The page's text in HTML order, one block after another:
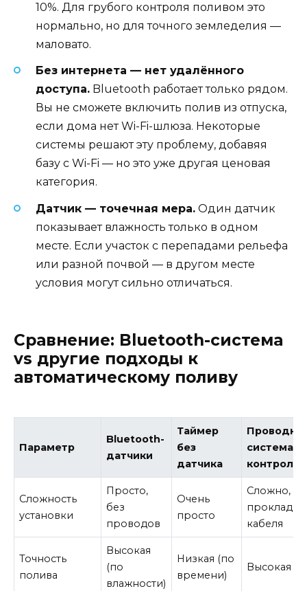
10%. Для грубого контроля поливом это
нормально, но для точного земледелия —
маловато.
Без интернета — нет удалённого
доступа. Bluetooth работает только рядом.
Вы не сможете включить полив из отпуска,
если дома нет Wi-Fi-шлюза. Некоторые
системы решают эту проблему, добавяя
базу с Wi-Fi — но это уже другая ценовая
категория.
Датчик — точечная мера. Один датчик
показывает влажность только в одном
месте. Если участок с перепадами рельефа
или разной почвой — в другом месте
условия могут сильно отличаться.
Сравнение: Bluetooth-система
vs другие подходы к
автоматическому поливу
Параметр
Bluetooth-
датчики
Таймер
без
датчика
система с
Сложность
установки
Просто,
без
проводов
Очень
просто
Сложно,
прокладка
кабеля
Точность
полива
Высокая
(по
влажности)
Низкая (по
времени)
Высокая